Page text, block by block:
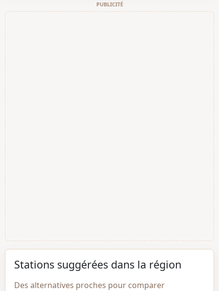
PUBLICITÉ
Stations suggérées dans la région
Des alternatives proches pour comparer